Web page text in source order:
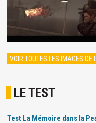
VOIR TOUTES LES IMAGES
LE TEST
Test La Mémoire dans la